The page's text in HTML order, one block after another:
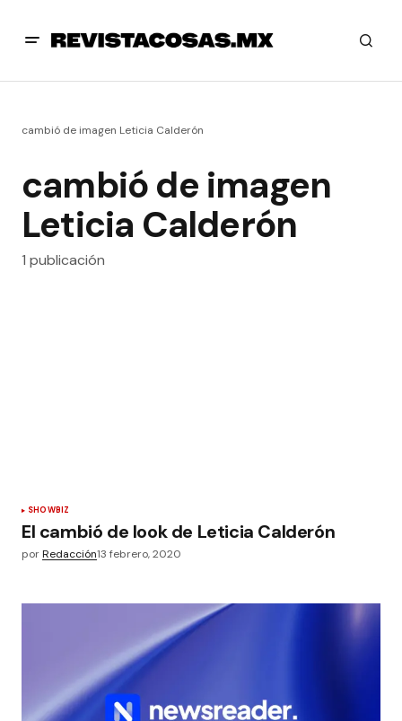
cambió de imagen Leticia Calderón
cambió de imagen
Leticia Calderón
1 publicación
SHOWBIZ
El cambió de look de Leticia Calderón
porRedacción13 febrero, 2020